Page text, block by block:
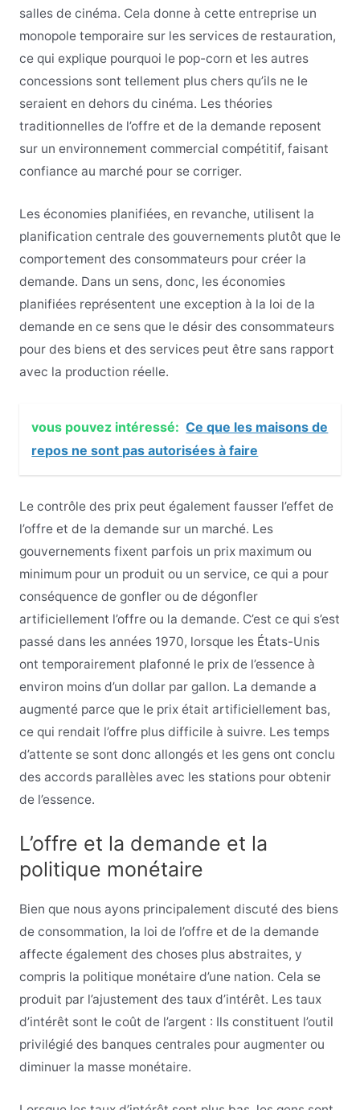
salles de cinéma. Cela donne à cette entreprise un
monopole temporaire sur les services de restauration,
ce qui explique pourquoi le pop-corn et les autres
concessions sont tellement plus chers qu’ils ne le
seraient en dehors du cinéma. Les théories
traditionnelles de l’offre et de la demande reposent
sur un environnement commercial compétitif, faisant
confiance au marché pour se corriger.
Les économies planifiées, en revanche, utilisent la
planification centrale des gouvernements plutôt que le
comportement des consommateurs pour créer la
demande. Dans un sens, donc, les économies
planifiées représentent une exception à la loi de la
demande en ce sens que le désir des consommateurs
pour des biens et des services peut être sans rapport
avec la production réelle.
vous pouvez intéressé: Ce que les maisons de
repos ne sont pas autorisées à faire
Le contrôle des prix peut également fausser l’effet de
l’offre et de la demande sur un marché. Les
gouvernements fixent parfois un prix maximum ou
minimum pour un produit ou un service, ce qui a pour
conséquence de gonfler ou de dégonfler
artificiellement l’offre ou la demande. C’est ce qui s’est
passé dans les années 1970, lorsque les États-Unis
ont temporairement plafonné le prix de l’essence à
environ moins d’un dollar par gallon. La demande a
augmenté parce que le prix était artificiellement bas,
ce qui rendait l’offre plus difficile à suivre. Les temps
d’attente se sont donc allongés et les gens ont conclu
des accords parallèles avec les stations pour obtenir
de l’essence.
L’offre et la demande et la
politique monétaire
Bien que nous ayons principalement discuté des biens
de consommation, la loi de l’offre et de la demande
affecte également des choses plus abstraites, y
compris la politique monétaire d’une nation. Cela se
produit par l’ajustement des taux d’intérêt. Les taux
d’intérêt sont le coût de l’argent : Ils constituent l’outil
privilégié des banques centrales pour augmenter ou
diminuer la masse monétaire.